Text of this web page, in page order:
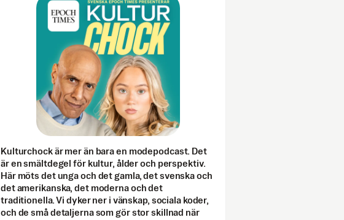
Kulturchock är mer än bara en modepodcast. Det
är en smältdegel för kultur, ålder och perspektiv.
Här möts det unga och det gamla, det svenska och
det amerikanska, det moderna och det
traditionella. Vi dyker ner i vänskap, sociala koder,
och de små detaljerna som gör stor skillnad när